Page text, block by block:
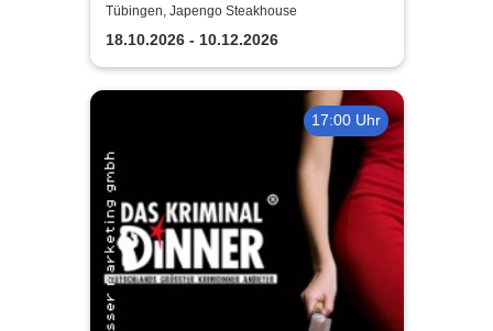
Testament à la Carte
Tübingen, Japengo Steakhouse
18.10.2026 - 10.12.2026
17:00 Uhr